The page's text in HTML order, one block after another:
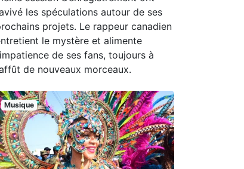
les spéculations autour de ses
projets. Le rappeur canadien
le mystère et alimente
de ses fans, toujours à
de nouveaux morceaux.
Musique